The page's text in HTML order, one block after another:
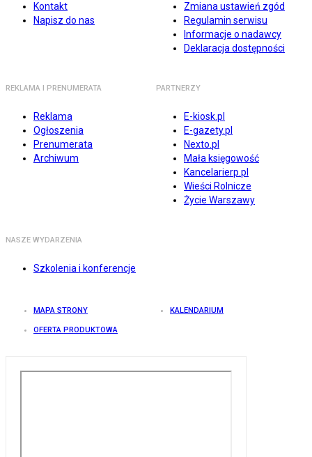
Kontakt
Napisz do nas
Zmiana ustawień zgód
Regulamin serwisu
Informacje o nadawcy
Deklaracja dostępności
REKLAMA I PRENUMERATA
Reklama
Ogłoszenia
Prenumerata
Archiwum
PARTNERZY
E-kiosk.pl
E-gazety.pl
Nexto.pl
Mała księgowość
Kancelarierp.pl
Wieści Rolnicze
Życie Warszawy
NASZE WYDARZENIA
Szkolenia i konferencje
MAPA STRONY KALENDARIUM
OFERTA PRODUKTOWA